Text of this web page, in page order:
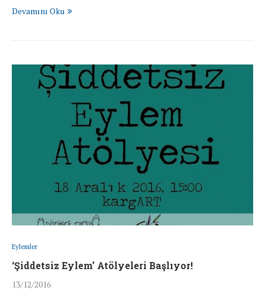
Devamını Oku
Eylemler
‘Şiddetsiz Eylem’ Atölyeleri Başlıyor!
13/12/2016